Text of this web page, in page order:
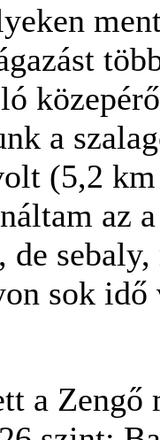
a
(5,2
az
de
sok
a Zengő